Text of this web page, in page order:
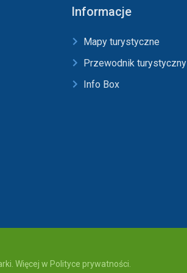
Informacje
Mapy turystyczne
Przewodnik turystyczny
Info Box
Więcej w Polityce prywatności.